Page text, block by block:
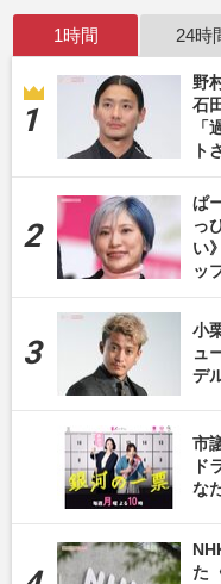
1時間 24時
野
石
「
ト
ぱ
っ
い
ッ
小
ュ
デ
市
ド
な
た